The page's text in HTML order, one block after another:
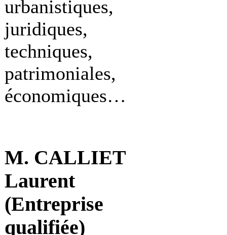
urbanistiques,
juridiques,
techniques,
patrimoniales,
économiques…
M. CALLIET
Laurent
(Entreprise
qualifiée)